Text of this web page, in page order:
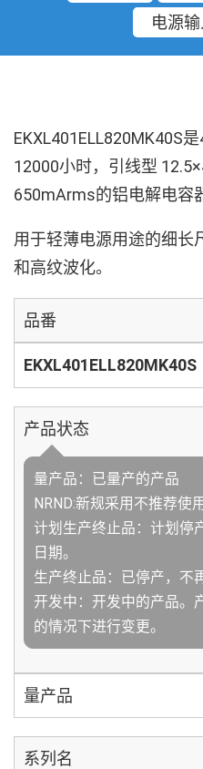
电源
EKXL401ELL820MK40S
12000小时，引线型
650mArms的铝电解电容
用于轻薄电源用途的细长
和高纹波化。
品番
EKXL401ELL820MK40S
产品状态
量产品：已量产的产品
NRND:新规采用不推荐使
计划生产终止品：计划停
日期。
生产终止品：已停产，不
开发中：开发中的产品。
的情况下进行变更。
量产品
系列名